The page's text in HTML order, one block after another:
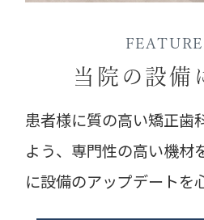
FEATURE
当院の設備
患者様に質の高い矯正歯
よう、専門性の高い機材
に設備のアップデートを